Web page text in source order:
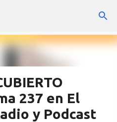
principal
237 en El
y Podcast